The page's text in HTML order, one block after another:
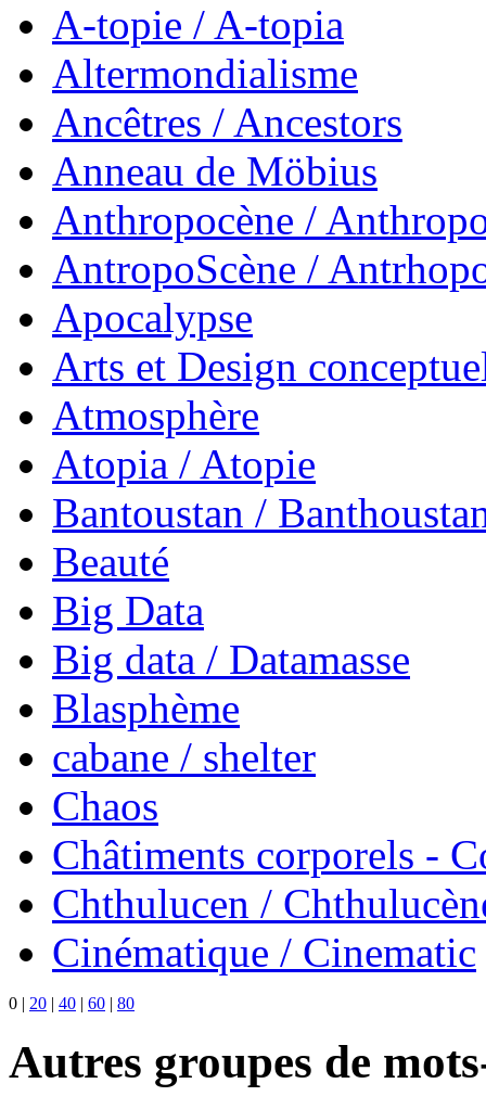
A-topie / A-topia
Altermondialisme
Ancêtres / Ancestors
Anneau de Möbius
Anthropocène /
AntropoScène /
Apocalypse
Arts et Design
Atmosphère
Atopia / Atopie
Bantoustan /
Beauté
Big Data
Big data / Datamasse
Blasphème
cabane / shelter
Chaos
Châtiments corporels -
Chthulucen /
Cinématique / Cinematic
0 | 20 | 40 | 60 | 80
Autres groupes de